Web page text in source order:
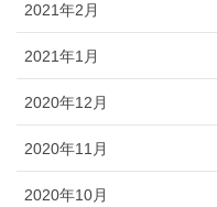
2021年2月
2021年1月
2020年12月
2020年11月
2020年10月